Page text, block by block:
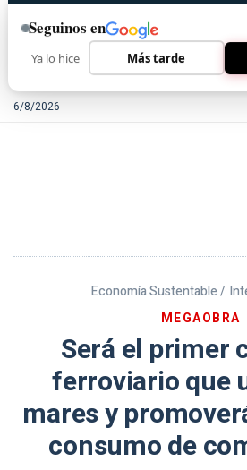
6/8/2026
Economía Sustentable /
MEGAOBRA
Será el primer
ferroviario que
mares y
consumo de
Seguinos en
Ya lo hice Más tarde